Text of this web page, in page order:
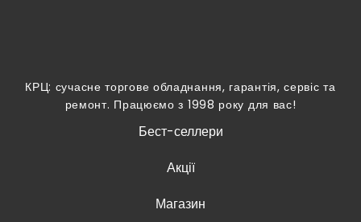
КРЦ: сучасне торгове обладнання, гарантія, сервіс та
ремонт. Працюємо з 1998 року для вас!
Бест-селлери
Акції
Магазин